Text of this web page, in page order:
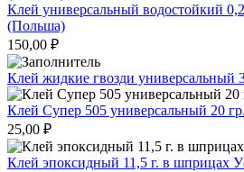
Клей универсальный водостойкий
(Польша)
150,00 ₽
Клей жидкие гвозди универсальный
Клей Супер 505 универсальный 20
25,00 ₽
Клей эпоксидный 11,5 г. в шприцах